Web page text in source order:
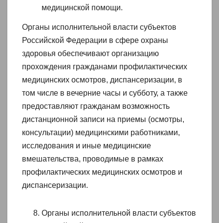
медицинской помощи.
Органы исполнительной власти субъектов
Российской Федерации в сфере охраны
здоровья обеспечивают организацию
прохождения гражданами профилактических
медицинских осмотров, диспансеризации, в
том числе в вечерние часы и субботу, а также
предоставляют гражданам возможность
дистанционной записи на приемы (осмотры,
консультации) медицинскими работниками,
исследования и иные медицинские
вмешательства, проводимые в рамках
профилактических медицинских осмотров и
диспансеризации.
Органы исполнительной власти субъектов